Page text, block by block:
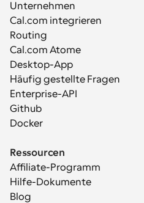
Unternehmen
Cal.com integrieren
Routing
Cal.com Atome
Desktop-App
Häufig gestellte Fragen
Enterprise-API
Github
Docker
Ressourcen
Affiliate-Programm
Hilfe-Dokumente
Blog